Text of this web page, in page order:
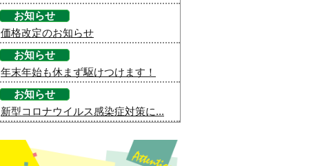
お知らせ
価格改定のお知らせ
お知らせ
年末年始も休まず駆けつけます！
お知らせ
新型コロナウイルス感染症対策に...